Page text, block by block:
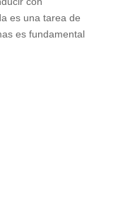
es una tarea de
es fundamental